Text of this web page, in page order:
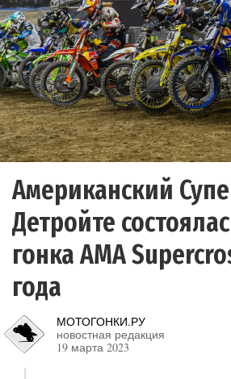
Американский
Детройте
гонка AMA
года
МОТОГОНКИ.РУ
новостная редакция
19 марта 2023